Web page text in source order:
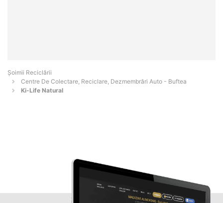
Șoimii Reciclării
Centre De Colectare, Reciclare, Dezmembrări Auto - Buftea
Ki-Life Natural